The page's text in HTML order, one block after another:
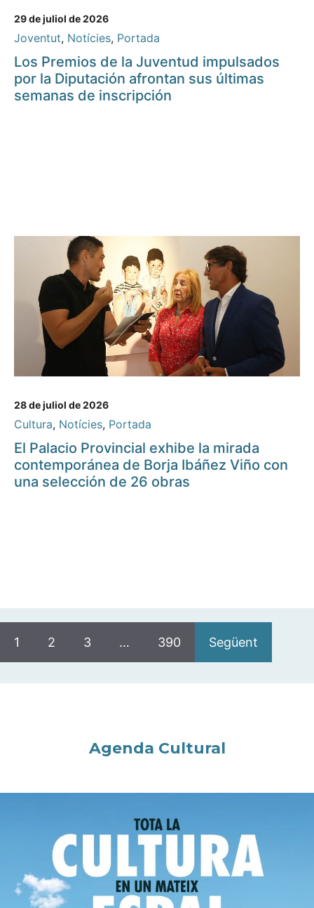
29 de juliol de 2026
Joventut, Notícies, Portada
Los Premios de la Juventud impulsados
por la Diputación afrontan sus últimas
semanas de inscripción
28 de juliol de 2026
Cultura, Notícies, Portada
El Palacio Provincial exhibe la mirada
contemporánea de Borja Ibáñez Viño con
una selección de 26 obras
1 2 3 … 390 Següent
Agenda Cultural